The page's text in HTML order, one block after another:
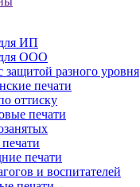
ИП
ООО
защитой разного уровня
печати
оттиску
печати
печати
и воспитателей